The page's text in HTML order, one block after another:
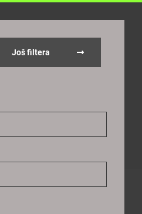
Još filtera